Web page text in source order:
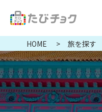
HOME 旅を探す